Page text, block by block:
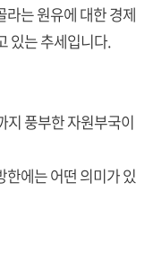
는 원유에 대한 경제
있는 추세입니다.
지 풍부한 자원부국이
에는 어떤 의미가 있